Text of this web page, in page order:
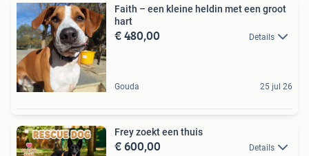
Faith – een kleine heldin met een groot
hart
€ 480,00 Details
Gouda 25 jul 26
Frey zoekt een thuis
€ 600,00 Details